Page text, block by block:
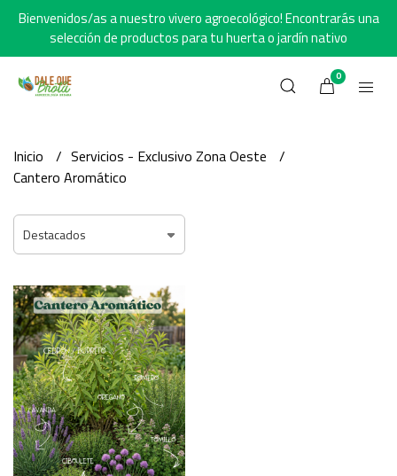
Bienvenidos/as a nuestro vivero agroecológico! Encontrarás una
selección de productos para tu huerta o jardín nativo
0
Inicio
Servicios - Exclusivo Zona Oeste
Cantero Aromático